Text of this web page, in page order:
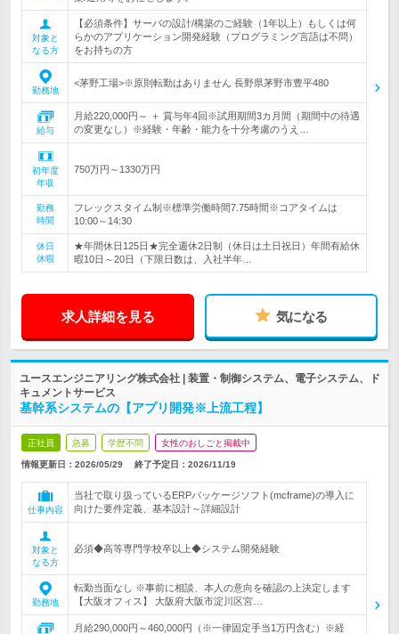
対象と
なる方
【必須条件】サーバの設計/構築のご経験（1年以上）もしくは何
らかのアプリケーション開発経験（プログラミング言語は不問）
をお持ちの方
勤務地
<茅野工場>※原則転勤はありません 長野県茅野市豊平480
給与
月給220,000円～ ＋ 賞与年4回※試用期間3カ月間（期間中の待遇
の変更なし）※経験・年齢・能力を十分考慮のうえ…
初年度
年収
750万円～1330万円
勤務
時間
フレックスタイム制※標準労働時間7.75時間※コアタイムは
10:00～14:30
休日
休暇
★年間休日125日★完全週休2日制（休日は土日祝日）年間有給休
暇10日～20日（下限日数は、入社半年…
求人詳細を見る 気になる
ユースエンジニアリング株式会社 | 装置・制御システム、電子システム、ド
キュメントサービス
基幹系システムの【アプリ開発※上流工程】
正社員 急募 学歴不問 女性のおしごと掲載中
情報更新日：2026/05/29 終了予定日： 2026/11/19
仕事内容
当社で取り扱っているERPパッケージソフト(mcframe)の導入に
向けた要件定義、基本設計～詳細設計
対象と
なる方
必須◆高等専門学校卒以上◆システム開発経験
勤務地
転勤当面なし ※事前に相談、本人の意向を確認の上決定します
【大阪オフィス】 大阪府大阪市淀川区宮…
月給290,000円～460,000円（※一律固定手当1万円含む）※経